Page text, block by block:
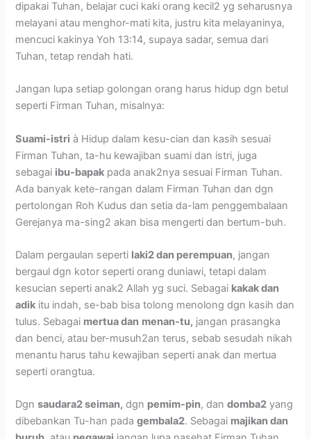
dipakai Tuhan, belajar cuci kaki orang kecil2 yg seharusnya
melayani atau menghor-mati kita, justru kita melayaninya,
mencuci kakinya Yoh 13:14, supaya sadar, semua dari
Tuhan, tetap rendah hati.
Jangan lupa setiap golongan orang harus hidup dgn betul
seperti Firman Tuhan, misalnya:
Suami-istri à Hidup dalam kesu-cian dan kasih sesuai
Firman Tuhan, ta-hu kewajiban suami dan istri, juga
sebagai ibu-bapak pada anak2nya sesuai Firman Tuhan.
Ada banyak kete-rangan dalam Firman Tuhan dan dgn
pertolongan Roh Kudus dan setia da-lam penggembalaan
Gerejanya ma-sing2 akan bisa mengerti dan bertum-buh.
Dalam pergaulan seperti laki2 dan perempuan, jangan
bergaul dgn kotor seperti orang duniawi, tetapi dalam
kesucian seperti anak2 Allah yg suci. Sebagai kakak dan
adik itu indah, se-bab bisa tolong menolong dgn kasih dan
tulus. Sebagai mertua dan menan-tu, jangan prasangka
dan benci, atau ber-musuh2an terus, sebab sesudah nikah
menantu harus tahu kewajiban seperti anak dan mertua
seperti orangtua.
Dgnsaudara2 seiman, dgn pemim-pin, dandomba2 yang
dibebankan Tu-han padagembala2. Sebagai majikan dan